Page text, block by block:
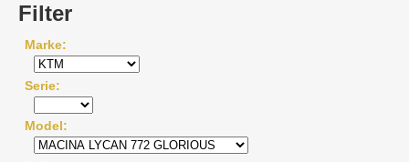
Filter
Marke
Serie
Model